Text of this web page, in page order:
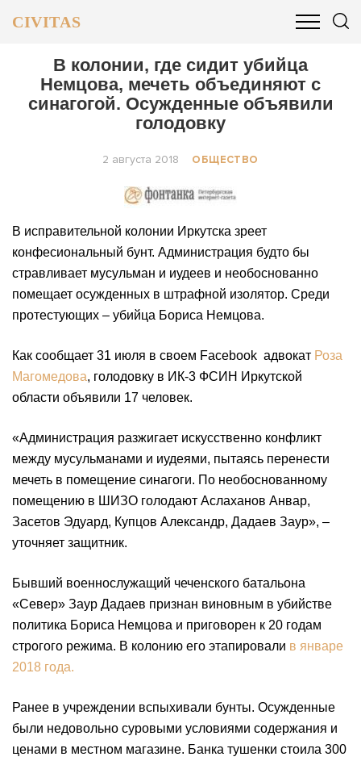
CIVITAS
ОБЩЕСТВО БИЗНЕС И ФИНАНСЫ
В колонии, где сидит убийца
Немцова, мечеть объединяют с
синагогой. Осужденные объявили
голодовку
2 августа 2018 ОБЩЕСТВО
В исправительной колонии Иркутска зреет
конфесиональный бунт. Администрация будто бы
стравливает мусульман и иудеев и необоснованно
помещает осужденных в штрафной изолятор. Среди
протестующих – убийца Бориса Немцова.
Как сообщает 31 июля в своем Facebook адвокат Роза
Магомедова, голодовку в ИК-3 ФСИН Иркутской
области объявили 17 человек.
«Администрация разжигает искусственно конфликт
между мусульманами и иудеями, пытаясь перенести
мечеть в помещение синагоги. По необоснованному
помещению в ШИЗО голодают Аслаханов Анвар,
Засетов Эдуард, Купцов Александр, Дадаев Заур», –
уточняет защитник.
Бывший военнослужащий чеченского батальона
«Север» Заур Дадаев признан виновным в убийстве
политика Бориса Немцова и приговорен к 20 годам
строгого режима. В колонию его этапировали в январе
2018 года.
Ранее в учреждении вспыхивали бунты. Осужденные
были недовольно суровыми условиями содержания и
ценами в местном магазине. Банка тушенки стоила 300